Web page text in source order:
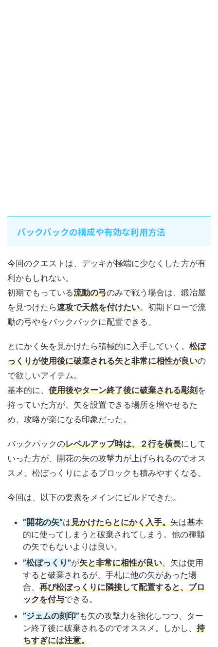
パックパックの構成や有効な利用方法
今回のクエストは、デッキが極端に少なくした方が有
利かもしれない。
初期でもっている流動の弓のみで戦う場合は、鍛冶屋
を見つけたら速攻で天然を付けたい。初期ドローで流
動の弓やをバックパックに配置できる。
とにかく矢を見かけたら積極的に入手していく。 松ぼ
っくりが使用後に破棄される矢と非常に相性が良いの
で欲しいアイテム。
基本的に、 使用後やターン終了後に破棄される彫刻を
持っていた方が、矢を設置できる場所を増やせるた
め、攻略が楽になる印象だった。
バックパックのレベルアップ時は、２行を横長にして
いった方が、開花の矢の攻撃力が上げられるのでオス
スメ。松ぼっくりによるブロックも積みやすくなる。
今回は、以下の要素をメインにビルドできた。
”開花の矢”は見かけたらとにかく入手。矢は基本
的に使ってしまうと破棄されてしまう。他の種類
の矢でもないよりは良い。
”松ぼっくり”が矢と非常に相性が良い。矢は使用
すると破棄されるが、手札に他の矢があった場
合、 再び松ぼっくりに隣接して配置すると、ブロ
ックを付与できる。
”ジェムの刻印”も矢の攻撃力を強化しつつ、ター
ン終了後に破棄されるのでオススメ。しかし、 持
ちすぎには注意。